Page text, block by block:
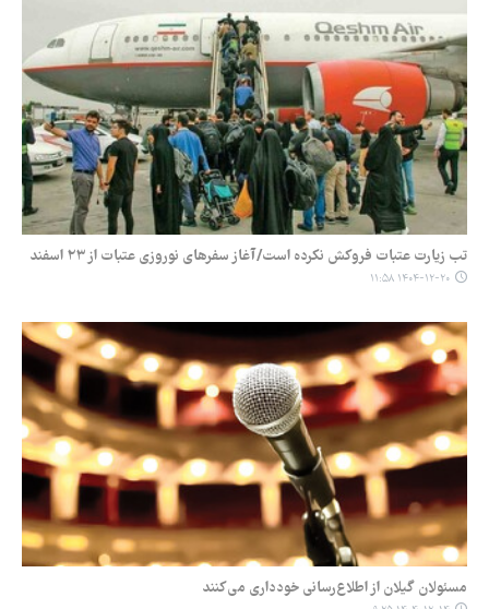
تب زیارت عتبات فروکش نکرده است/آغاز سفرهای نوروزی عتبات از ۲۳ اسفند
۱۴۰۴-۱۲-۲۰ ۱۱:۵۸
مسئولان گیلان از اطلاع‌رسانی خودداری می‌کنند